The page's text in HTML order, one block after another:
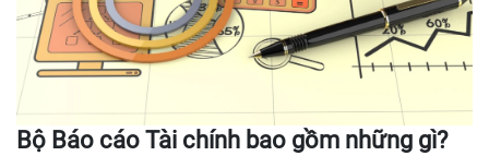
Bộ Báo cáo Tài chính bao gồm những gì?